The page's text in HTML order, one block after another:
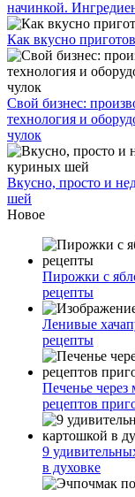
начинкой.
Как вкусно
Свой бизнес:
технология и
чулок
Вкусно, просто и
шей
Новое
Пирожки с
рецепты
Ленивые
рецепты
Печенье
рецептов
9
в духовке